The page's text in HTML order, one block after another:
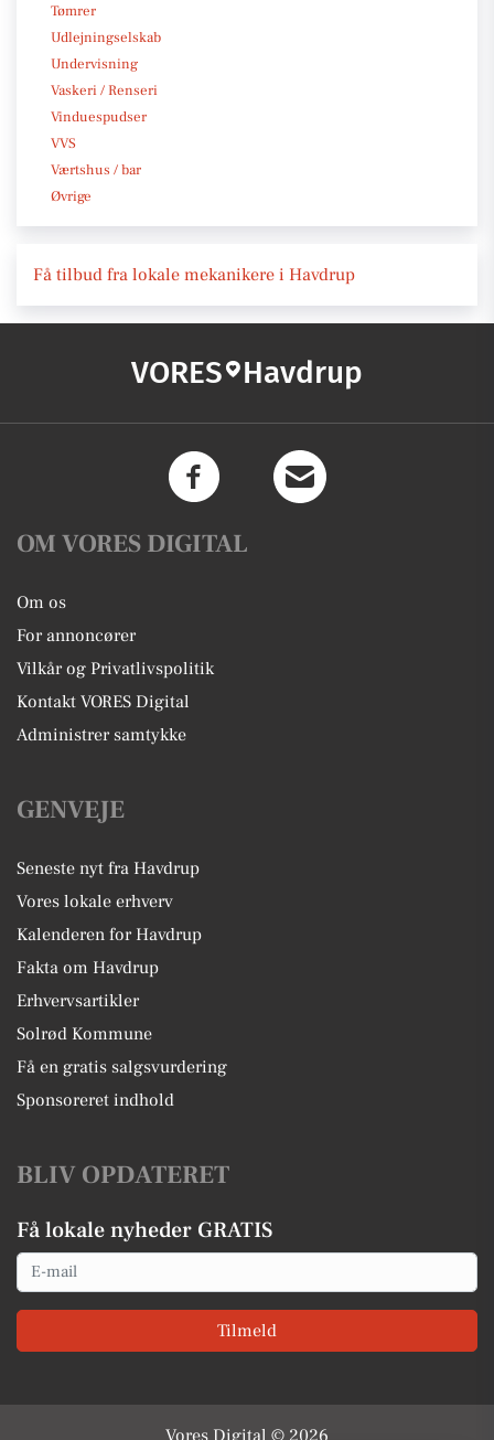
Tømrer
Udlejningselskab
Undervisning
Vaskeri / Renseri
Vinduespudser
VVS
Værtshus / bar
Øvrige
Få tilbud fra lokale mekanikere i Havdrup
VORES Havdrup
OM VORES DIGITAL
Om os
For annoncører
Vilkår og Privatlivspolitik
Kontakt VORES Digital
Administrer samtykke
GENVEJE
Seneste nyt fra Havdrup
Vores lokale erhverv
Kalenderen for Havdrup
Fakta om Havdrup
Erhvervsartikler
Solrød Kommune
Få en gratis salgsvurdering
Sponsoreret indhold
BLIV OPDATERET
Få lokale nyheder GRATIS
Email
Tilmeld
Vores Digital © 2026